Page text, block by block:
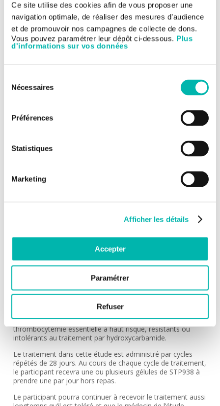
Ce site utilise des cookies afin de vous proposer une
navigation optimale, de réaliser des mesures d’audience
et de promouvoir nos campagnes de collecte de dons.
Vous pouvez paramétrer leur dépôt ci-dessous. Plus
d'informations sur vos données
Nécessaires
Préférences
Statistiques
Marketing
Afficher les détails
Accepter
Paramétrer
Refuser
Les essais cliniques Essais précoces
RETOUR AUX ESSAIS CLINIQUES
Essai precoce
essentielle
TITRE DE L'ÉTUDE:
inhibiteur du CTPS1, chez des patients adultes
présentant une thrombocytémie essentielle à haut
hydroxycarbamide
Florence PASQUIER
Cancers hématologiques
L’objectif de cette étude est de trouver une dose sûre et
tolérable d’un nouveau traitement expérimental, le STP938,
et d’évaluer s’il sera une option thérapeutique sûre et
susceptible d’être efficace pour les patients présentant une
thrombocytémie essentielle à haut risque, résistants ou
intolérants au traitement par hydroxycarbamide.
Le traitement dans cette étude est administré par cycles
répétés de 28 jours. Au cours de chaque cycle de traitement,
le participant recevra une ou plusieurs gélules de STP938 à
prendre une par jour hors repas.
Le participant pourra continuer à recevoir le traitement aussi